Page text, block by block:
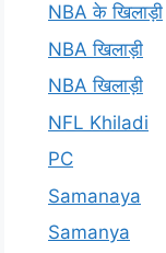
NBA के खिलाड़ी
NBA खिलाड़ी
NBA खिलाड़ी
NFL Khiladi
PC
Samanaya
Samanya